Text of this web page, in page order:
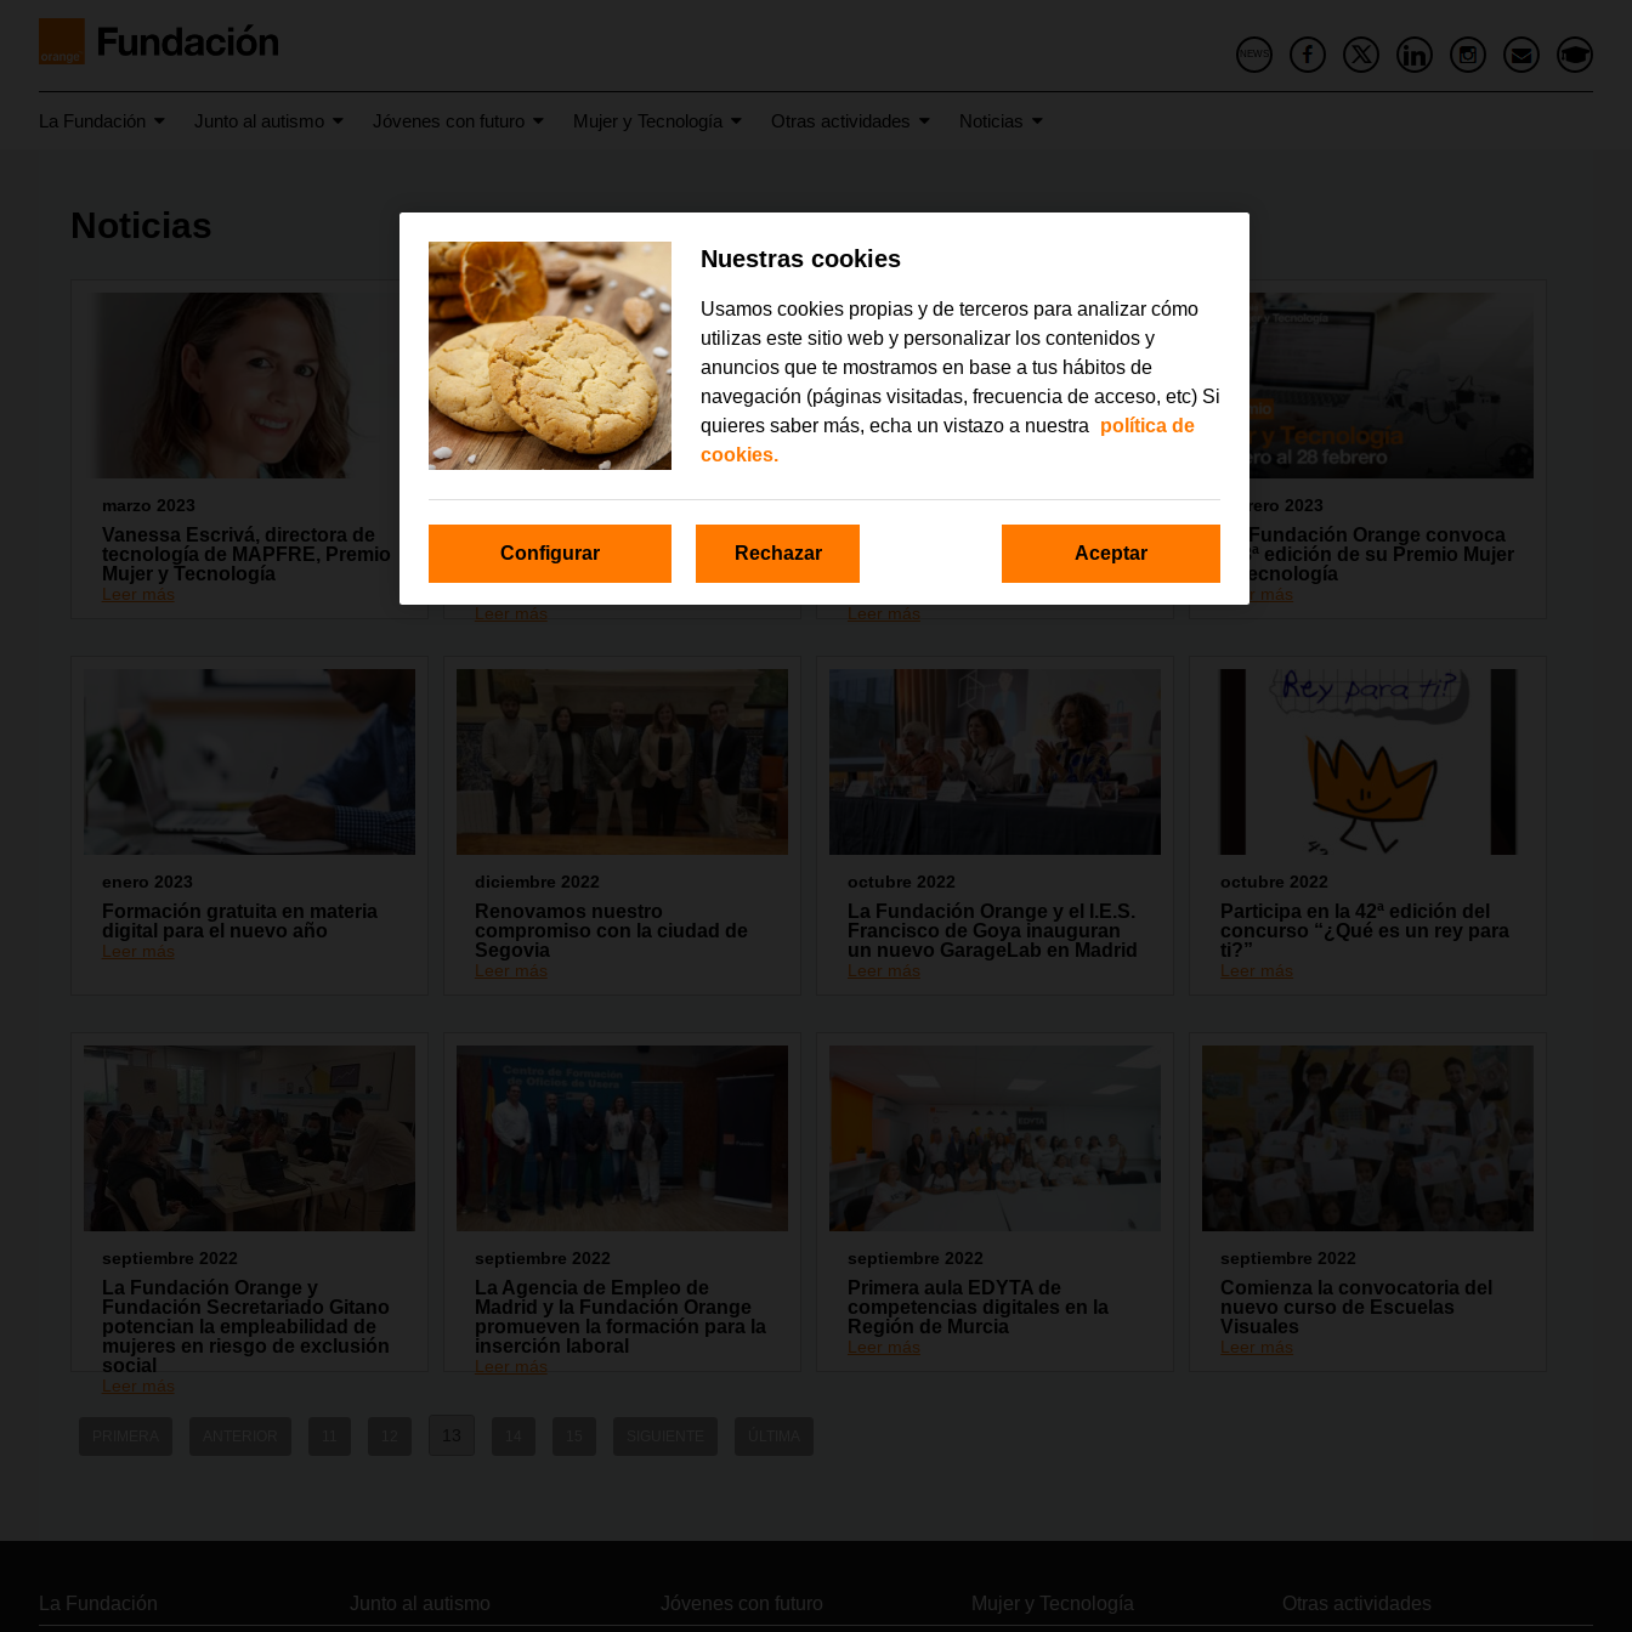
NEWS
La Fundación Junto al autismo Jóvenes con futuro Mujer y Tecnología Otras actividades Noticias
Noticias
marzo 2023
Vanessa Escrivá, directora de
tecnología de MAPFRE, Premio
Mujer y Tecnología
Leer más
marzo 2023
móvil de los cuentos
Leer más
febrero 2023
su sede física: un espacio
Leer más
febrero 2023
La Fundación Orange convoca
la 8ª edición de su Premio Mujer
y Tecnología
Leer más
enero 2023
Formación gratuita en materia
digital para el nuevo año
Leer más
diciembre 2022
Renovamos nuestro
compromiso con la ciudad de
Segovia
Leer más
octubre 2022
La Fundación Orange y el I.E.S.
Francisco de Goya inauguran
un nuevo GarageLab en Madrid
Leer más
octubre 2022
Participa en la 42ª edición del
concurso “¿Qué es un rey para
ti?”
Leer más
septiembre 2022
La Fundación Orange y
Fundación Secretariado Gitano
potencian la empleabilidad de
mujeres en riesgo de exclusión
social
Leer más
septiembre 2022
La Agencia de Empleo de
Madrid y la Fundación Orange
promueven la formación para la
inserción laboral
Leer más
septiembre 2022
Primera aula EDYTA de
competencias digitales en la
Región de Murcia
Leer más
septiembre 2022
Comienza la convocatoria del
nuevo curso de Escuelas
Visuales
Leer más
La Fundación Junto al autismo Jóvenes con futuro Mujer y Tecnología Otras actividades
Nuestras cookies
Usamos cookies propias y de terceros para analizar cómo
utilizas este sitio web y personalizar los contenidos y
anuncios que te mostramos en base a tus hábitos de
navegación (páginas visitadas, frecuencia de acceso, etc) Si
quieres saber más, echa un vistazo a nuestra
política de
cookies.
Configurar Rechazar Aceptar